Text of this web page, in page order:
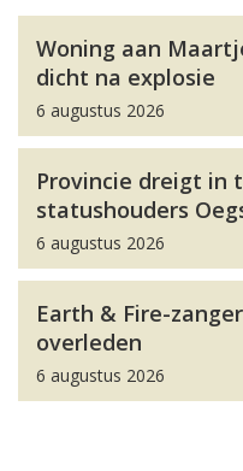
Woning aan
dicht na explosie
6 augustus 2026
Provincie dreigt in
statushouders
6 augustus 2026
Earth & Fire-
overleden
6 augustus 2026